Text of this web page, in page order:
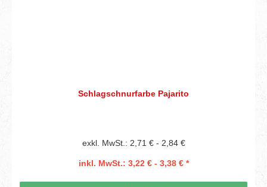
Schlagschnurfarbe Pajarito
exkl. MwSt.: 2,71 € - 2,84 €
inkl. MwSt.: 3,22 € - 3,38 € *